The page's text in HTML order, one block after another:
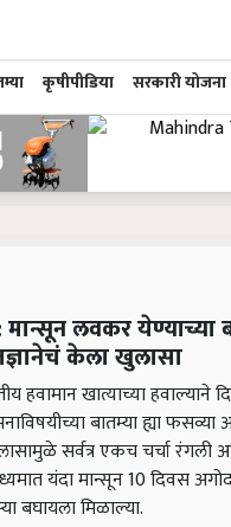
कृषीपीडिया सरकारी योजना
लवकर येण्याच्या
केला खुलासा
हवामान खात्याच्या हवाल्याने
बातम्या ह्या फसव्या
सर्वत्र एकच चर्चा
यंदा मान्सून 10 दिवस
बघायला मिळाल्या.